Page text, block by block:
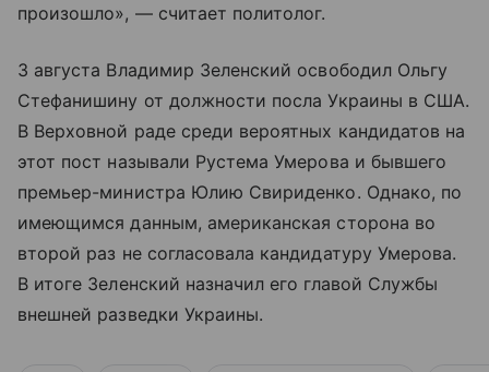
произошло», — считает политолог.
3 августа Владимир Зеленский освободил Ольгу
Стефанишину от должности посла Украины в США.
В Верховной раде среди вероятных кандидатов на
этот пост называли Рустема Умерова и бывшего
премьер-министра Юлию Свириденко. Однако, по
имеющимся данным, американская сторона во
второй раз не согласовала кандидатуру Умерова.
В итоге Зеленский назначил его главой Службы
внешней разведки Украины.